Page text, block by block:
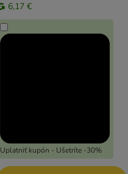
6,17 €
Uplatniť kupón - Ušetríte -30%